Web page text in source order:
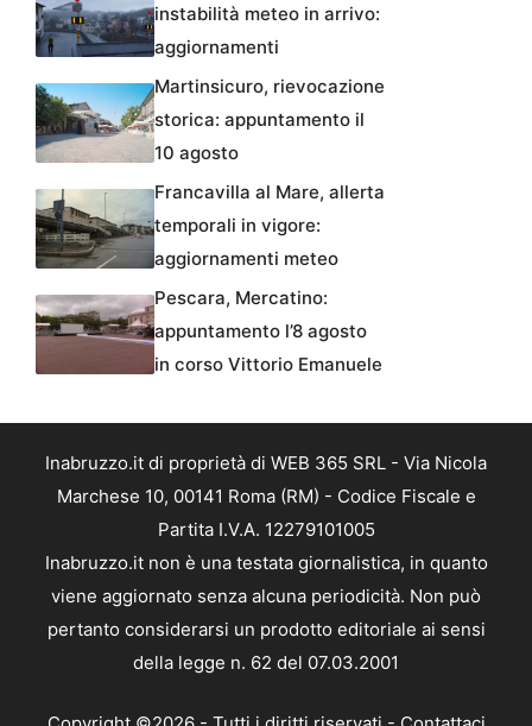
instabilità meteo in arrivo:
aggiornamenti
Martinsicuro, rievocazione
storica: appuntamento il
10 agosto
Francavilla al Mare, allerta
temporali in vigore:
aggiornamenti meteo
Pescara, Mercatino:
appuntamento l’8 agosto
in corso Vittorio Emanuele
Inabruzzo.it di proprietà di WEB 365 SRL - Via Nicola
Marchese 10, 00141 Roma (RM) - Codice Fiscale e
Partita I.V.A. 12279101005
Inabruzzo.it non è una testata giornalistica, in quanto
viene aggiornato senza alcuna periodicità. Non può
pertanto considerarsi un prodotto editoriale ai sensi
della legge n. 62 del 07.03.2001